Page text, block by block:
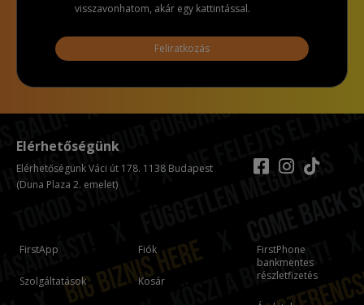
visszavonhatom, akár egy kattintással.
Feliratkozás
FirstApp
Szolgáltatások
Fiók
Kosár
FirstPhone
bankmentes
részletfizetés
Elérhetőségünk
Elérhetőségünk Váci út 178. 1138 Budapest
(Duna Plaza 2. emelet)